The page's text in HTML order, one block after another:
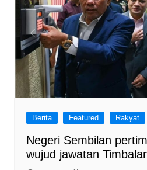
Berita Featured Rakyat
Negeri Sembilan
wujud jawatan